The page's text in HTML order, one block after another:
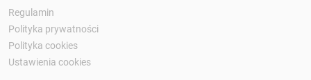
Regulamin
Polityka prywatności
Polityka cookies
Ustawienia cookies